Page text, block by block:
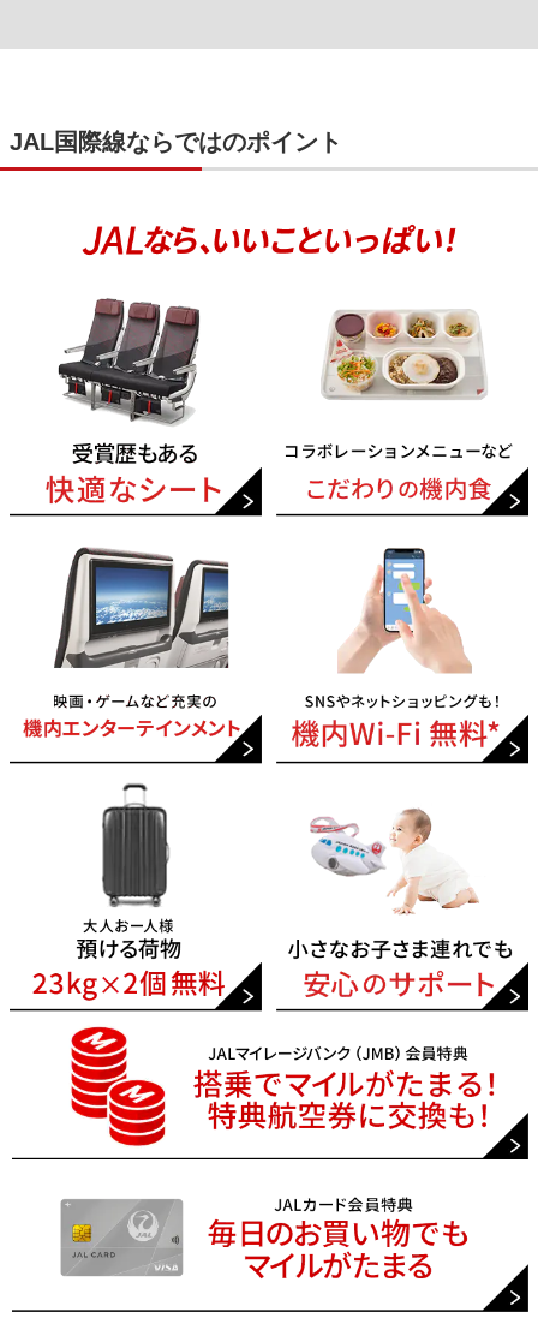
JAL国際線ならではのポイント